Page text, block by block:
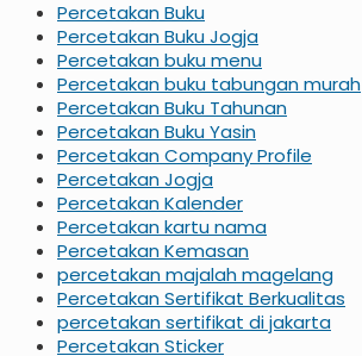
Percetakan Buku
Percetakan Buku Jogja
Percetakan buku menu
Percetakan buku tabungan murah
Percetakan Buku Tahunan
Percetakan Buku Yasin
Percetakan Company Profile
Percetakan Jogja
Percetakan Kalender
Percetakan kartu nama
Percetakan Kemasan
percetakan majalah magelang
Percetakan Sertifikat Berkualitas
percetakan sertifikat di jakarta
Percetakan Sticker